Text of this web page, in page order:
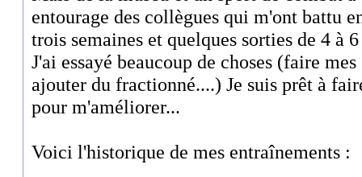
entourage des collègues qui m'ont battu
trois semaines et quelques sorties de 4 à
J'ai essayé beaucoup de choses (faire
ajouter du fractionné....) Je suis prêt à
pour m'améliorer...
Voici l'historique de mes entraînements :